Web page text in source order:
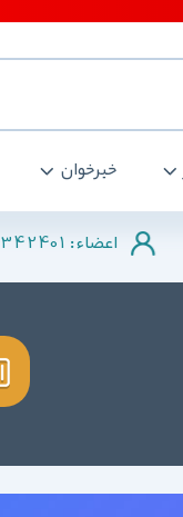
خبرخوان
اعضاء : 342401